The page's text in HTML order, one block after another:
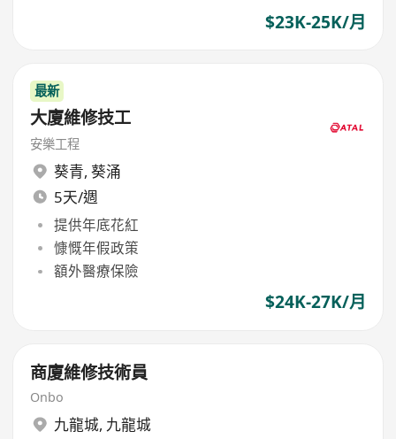
$23K-25K/月
最新
大廈維修技工
安樂工程
葵青, 葵涌
5天/週
提供年底花紅
慷慨年假政策
額外醫療保險
$24K-27K/月
商廈維修技術員
Onbo
九龍城, 九龍城